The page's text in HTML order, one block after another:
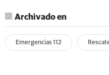
Archivado en
Emergencias 112